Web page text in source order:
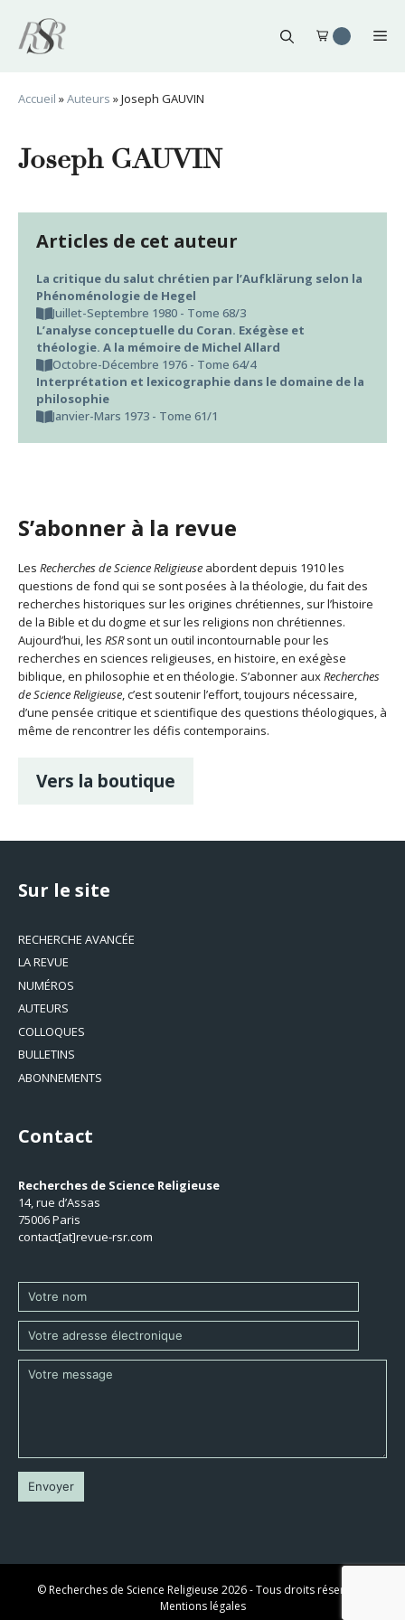
contenu
Accueil »Auteurs »Joseph GAUVIN
Joseph GAUVIN
Articles de cet auteur
La critique du salut chrétien par l’Aufklärung selon la
Phénoménologie de Hegel
Juillet-Septembre 1980 - Tome 68/3
L’analyse conceptuelle du Coran. Exégèse et
théologie. A la mémoire de Michel Allard
Octobre-Décembre 1976 - Tome 64/4
Interprétation et lexicographie dans le domaine de la
philosophie
Janvier-Mars 1973 - Tome 61/1
S’abonner à la revue
Les Recherches de Science Religieuse abordent depuis 1910 les
questions de fond qui se sont posées à la théologie, du fait des
recherches historiques sur les origines chrétiennes, sur l’histoire
de la Bible et du dogme et sur les religions non chrétiennes.
Aujourd’hui, les RSRsont un outil incontournable pour les
recherches en sciences religieuses, en histoire, en exégèse
biblique, en philosophie et en théologie. S’abonner auxRecherches
de Science Religieuse, c’est soutenir l’effort, toujours nécessaire,
d’une pensée critique et scientifique des questions théologiques, à
même de rencontrer les défis contemporains.
Vers la boutique
Sur le site
RECHERCHE AVANCÉE
LA REVUE
NUMÉROS
AUTEURS
COLLOQUES
BULLETINS
ABONNEMENTS
Contact
Recherches de Science Religieuse
14, rue d’Assas
75006 Paris
contact[at]revue-rsr.com
© Recherches de Science Religieuse 2026 - Tous droits réservés -
Mentions légales